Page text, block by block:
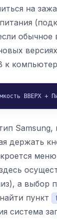
на
обычное
к
ВВЕРХ +
держать
а выбор
пункт
система